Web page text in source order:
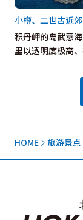
HOME 旅游景点
积丹岬的岛武意
里以透明度极高
小樽、二世古近郊